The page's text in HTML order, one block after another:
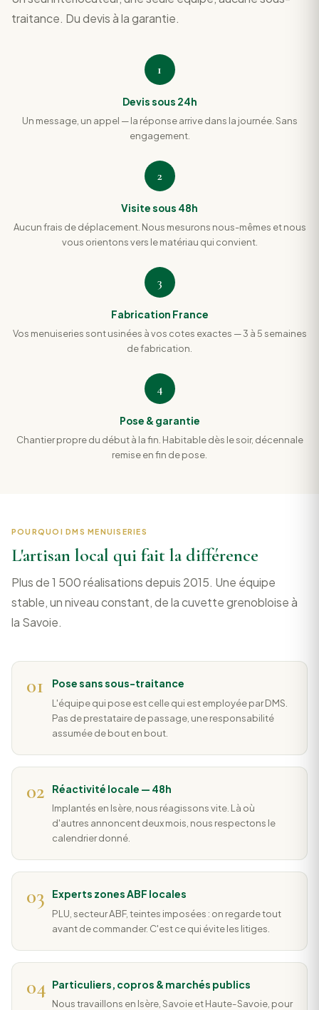
traitance. Du devis à la garantie.
1
Devis sous 24h
Un message, un appel — la réponse arrive dans la journée. Sans
engagement.
2
Visite sous 48h
Aucun frais de déplacement. Nous mesurons nous-mêmes et nous
vous orientons vers le matériau qui convient.
3
Fabrication France
Vos menuiseries sont usinées à vos cotes exactes — 3 à 5 semaines
de fabrication.
4
Pose & garantie
Chantier propre du début à la fin. Habitable dès le soir, décennale
remise en fin de pose.
POURQUOI DMS MENUISERIES
L'artisan local qui fait la différence
Plus de 1 500 réalisations depuis 2015. Une équipe
stable, un niveau constant, de la cuvette grenobloise à
la Savoie.
01
Pose sans sous-traitance
L'équipe qui pose est celle qui est employée par DMS.
Pas de prestataire de passage, une responsabilité
assumée de bout en bout.
02
Réactivité locale — 48h
Implantés en Isère, nous réagissons vite. Là où
d'autres annoncent deux mois, nous respectons le
calendrier donné.
03
Experts zones ABF locales
PLU, secteur ABF, teintes imposées : on regarde tout
avant de commander. C'est ce qui évite les litiges.
04 Particuliers, copros & marchés publics
Nous travaillons en Isère, Savoie et Haute-Savoie, pour